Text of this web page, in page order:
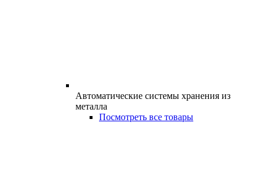
Автоматические системы хранения из
металла
Посмотреть все товары